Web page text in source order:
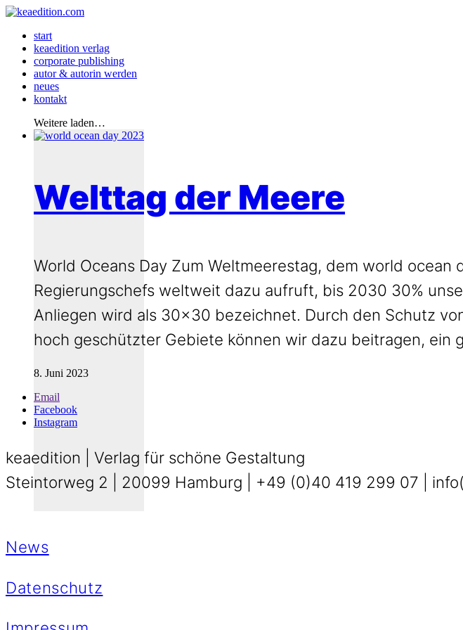
start
keaedition verlag
corporate publishing
autor & autorin werden
neues
kontakt
Weitere laden…
Welttag der Meere
World Oceans Day Zum Weltmeerestag, dem world
Regierungschefs weltweit dazu aufruft, bis 2030 30%
Anliegen wird als 30×30 bezeichnet. Durch den Schutz
hoch geschützter Gebiete können wir dazu beitragen, ein
8. Juni 2023
Email
Facebook
Instagram
keaedition | Verlag für schöne Gestaltung
Steintorweg 2 | 20099 Hamburg | +49 (0)40 419 299 07 |
News
Datenschutz